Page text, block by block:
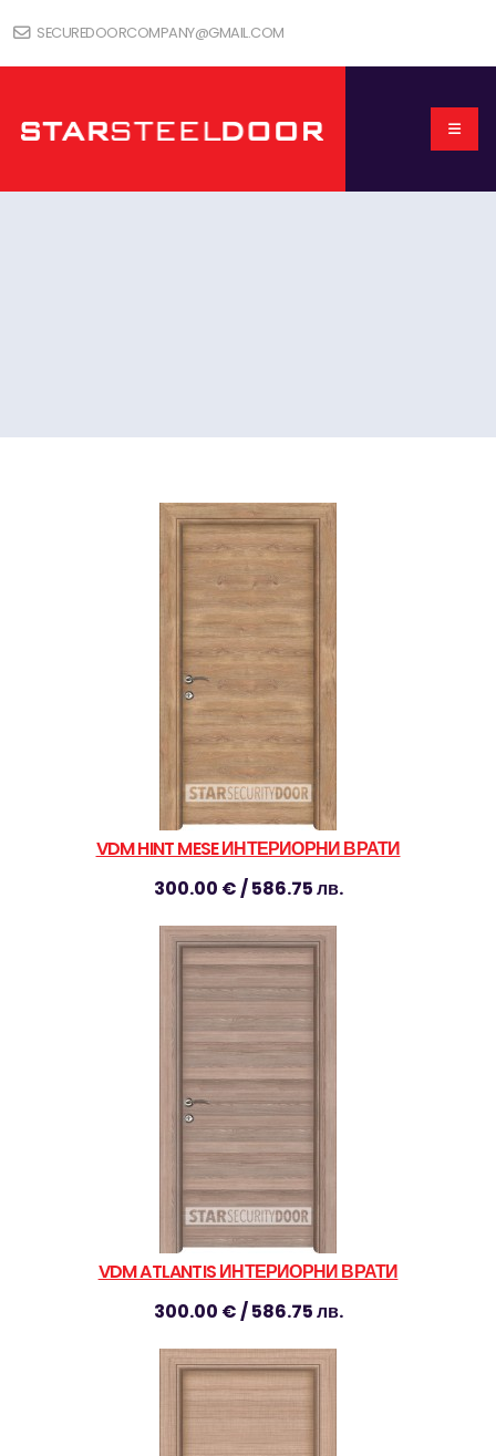
SECUREDOORCOMPANY@GMAIL.COM
VDM HINT MESE ИНТЕРИОРНИ ВРАТИ
300.00 € / 586.75 лв.
VDM ATLANTIS ИНТЕРИОРНИ ВРАТИ
300.00 € / 586.75 лв.